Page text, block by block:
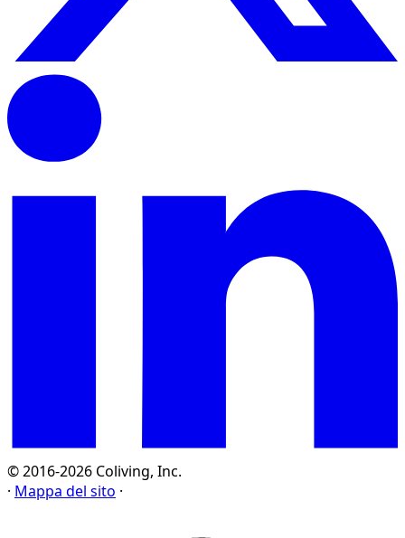
© 2016-2026 Coliving, Inc.
· Mappa del sito ·